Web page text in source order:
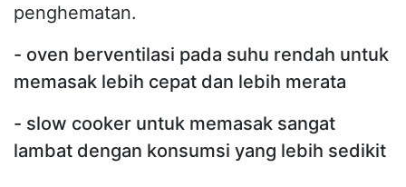
penghematan.
- oven berventilasi pada suhu rendah untuk
memasak lebih cepat dan lebih merata
- slow cooker untuk memasak sangat
lambat dengan konsumsi yang lebih sedikit